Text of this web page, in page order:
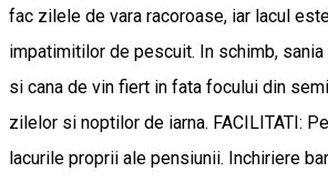
fac zilele de vara racoroase, iar lacul
impatimitilor de pescuit. In schimb,
si cana de vin fiert in fata focului din
zilelor si noptilor de iarna. FACILITATI:
lacurile proprii ale pensiunii. Inchiriere